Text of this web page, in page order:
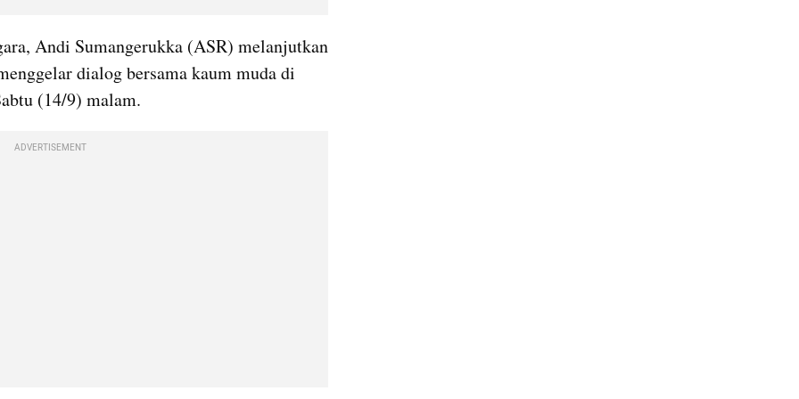
Andi Sumangerukka (ASR) melanjutkan
dialog bersama kaum muda di
(14/9) malam.
ADVERTISEMENT